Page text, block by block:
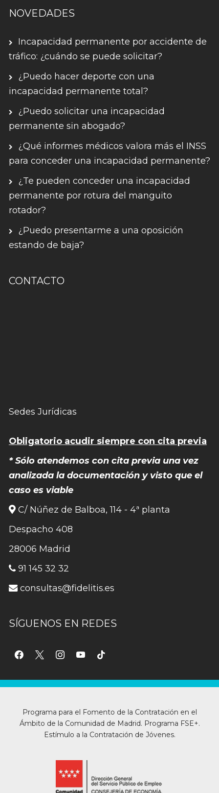
NOVEDADES
Incapacidad permanente por accidente de
tráfico: ¿cuándo se puede solicitar?
¿Puedo hacer deporte con una
incapacidad permanente total?
¿Puedo solicitar una incapacidad
permanente sin abogado?
¿Qué informes médicos valora más el INSS
para conceder una incapacidad permanente?
¿Te pueden conceder una incapacidad
permanente por rotura del manguito
rotador?
¿Puedo presentarme a una oposición
estando de baja?
CONTACTO
Sedes Jurídicas
Obligatorio acudir siempre con cita previa
* Sólo atendemos con cita previa una vez
analizada la documentación y visto que el
caso es viable
C/ Núñez de Balboa, 114 - 4ª planta
Despacho 408
28006 Madrid
91 145 32 32
consultas@fidelitis.es
SÍGUENOS EN REDES
facebook
x instagramyoutubetiktok
Programa para el Fomento de la Contratación en el
Ámbito de la Comunidad de Madrid. Programa FSE+.
Estímulo a la Contratación de Jóvenes.